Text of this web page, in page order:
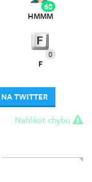
68
HMMM
0
F
TWITTER
Nahlásit chybu